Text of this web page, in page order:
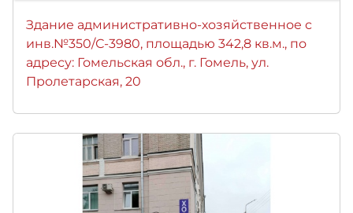
Здание административно-хозяйственное с
инв.№350/С-3980, площадью 342,8 кв.м., по
адресу: Гомельская обл., г. Гомель, ул.
Пролетарская, 20